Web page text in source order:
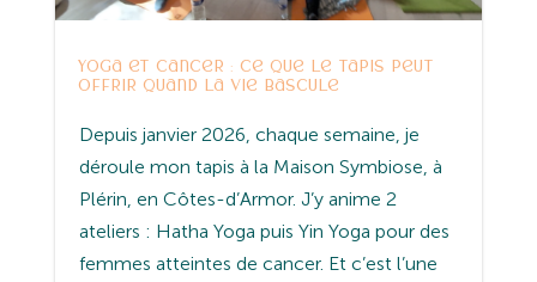
Yoga et cancer : ce que le tapis peut
offrir quand la vie bascule
Depuis janvier 2026, chaque semaine, je
déroule mon tapis à la Maison Symbiose, à
Plérin, en Côtes-d’Armor. J’y anime 2
ateliers : Hatha Yoga puis Yin Yoga pour des
femmes atteintes de cancer. Et c’est l’une